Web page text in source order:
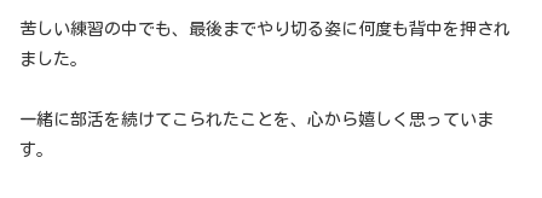
苦しい練習の中でも、最後までやり切る姿に何度も背中を押され
ました。
一緒に部活を続けてこられたことを、心から嬉しく思っていま
す。